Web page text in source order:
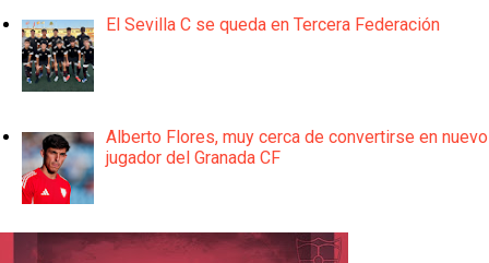
El Sevilla C se queda en Tercera Federación
Alberto Flores, muy cerca de convertirse en nuevo
jugador del Granada CF